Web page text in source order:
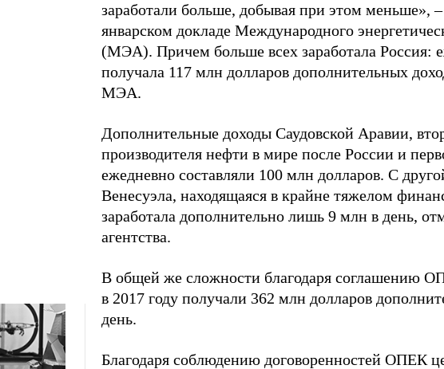
заработали больше, добывая при этом меньше», –
январском докладе Международного
(МЭА). Причем больше всех заработала Россия:
получала 117 млн долларов дополнительных
МЭА.
Дополнительные доходы Саудовской Аравии,
производителя нефти в мире после России и
ежедневно составляли 100 млн долларов. С
Венесуэла, находящаяся в крайне тяжелом
заработала дополнительно лишь 9 млн в день,
агентства.
В общей же сложности благодаря соглашению
в 2017 году получали 362 млн долларов
день.
Благодаря соблюдению договоренностей ОПЕК